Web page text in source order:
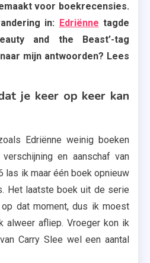
Beast
Boekenserie
,
New
Adults
Tag
,
voor boekrecensies.
in: Edriënne tagde
and the Beast’-tag
mijn antwoorden? Lees
je keer op keer kan
Edriënne weinig boeken
en aanschaf van
las ik maar één boek opnieuw
Het laatste boek uit de serie
dat moment, dus ik moest
alweer afliep. Vroeger kon ik
Carry Slee wel een aantal